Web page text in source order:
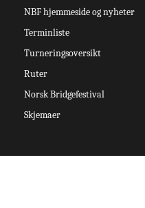
NBF hjemmeside og nyheter
Terminliste
Turneringsoversikt
Ruter
Norsk Bridgefestival
Skjemaer